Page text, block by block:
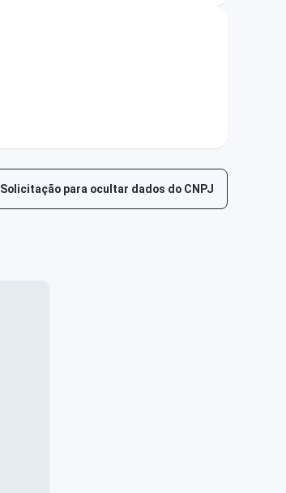
Solicitação para ocultar dados do CNPJ